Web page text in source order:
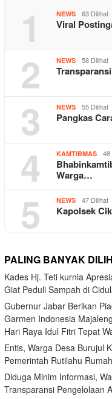
1 NEWS 63 Dilihat
Viral
2 NEWS 58 Dilihat
3 NEWS 55 Dilihat
Pangkas
4 KAMTIBMAS 48
Warga…
5 NEWS 47 Dilihat
Kapolsek
PALING BANYAK
Kades Hj. Teti kurnia
Giat Peduli Sampah di
Gubernur Jabar Berikan
Garmen Indonesia
Hari Raya Idul Fitri Tepat
Entis, Warga Desa Burujul
Pemerintah Rutilahu
Diduga Minim Informasi,
Transparansi Pengelolaan